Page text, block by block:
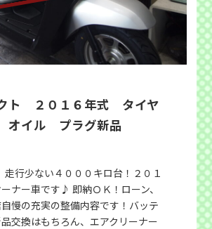
ト ２０１６年式 タイヤ
オイル プラグ新品
走行少ない４０００キロ台！２０１
ナー車です♪ 即納ＯＫ！ローン、
慢の充実の整備内容です！バッテ
交換はもちろん、エアクリーナー